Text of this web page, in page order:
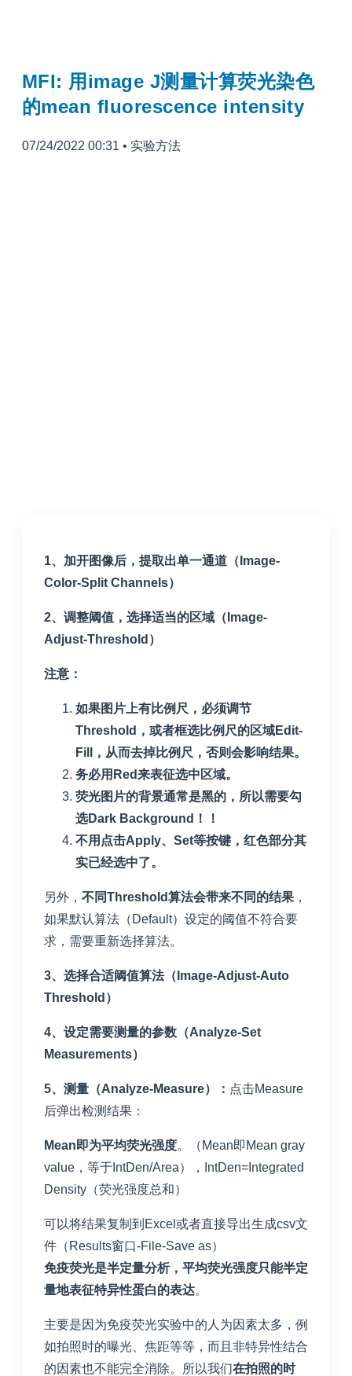
MFI: 用image J测量计算荧光染色
的mean fluorescence intensity
07/24/2022 00:31 • 实验方法
1、加开图像后，提取出单一通道（Image-
Color-Split Channels）
2、调整阈值，选择适当的区域（Image-
Adjust-Threshold）
注意：
如果图片上有比例尺，必须调节
Threshold，或者框选比例尺的区域Edit-
Fill，从而去掉比例尺，否则会影响结果。
务必用Red来表征选中区域。
荧光图片的背景通常是黑的，所以需要勾
选Dark Background！！
不用点击Apply、Set等按键，红色部分其
实已经选中了。
另外， 不同Threshold算法会带来不同的结果 ，
如果默认算法（Default）设定的阈值不符合要
求，需要重新选择算法。
3、选择合适阈值算法（Image-Adjust-Auto
Threshold）
4、设定需要测量的参数（Analyze-Set
Measurements）
5、测量（Analyze-Measure）： 点击Measure
后弹出检测结果：
Mean即为平均荧光强度。（Mean即Mean gray
value，等于IntDen/Area），IntDen=Integrated
Density（荧光强度总和）
可以将结果复制到Excel或者直接导出生成csv文
件（Results窗口-File-Save as）
免疫荧光是半定量分析，平均荧光强度只能半定
量地表征特异性蛋白的表达。
主要是因为免疫荧光实验中的人为因素太多，例
如拍照时的曝光、焦距等等，而且非特异性结合
的因素也不能完全消除。所以我们在拍照的时